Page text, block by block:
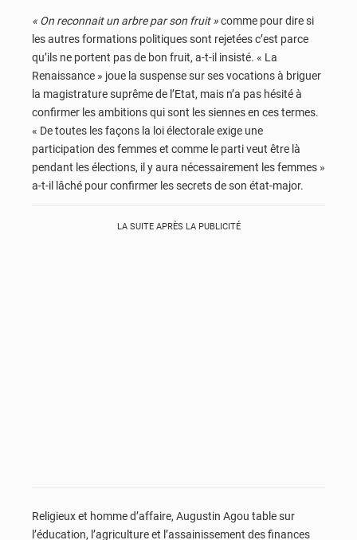
« On reconnait un arbre par son fruit »comme pour dire si
les autres formations politiques sont rejetées c’est parce
qu’ils ne portent pas de bon fruit, a-t-il insisté. « La
Renaissance » joue la suspense sur ses vocations à briguer
la magistrature suprême de l’Etat, mais n’a pas hésité à
confirmer les ambitions qui sont les siennes en ces termes.
« De toutes les façons la loi électorale exige une
participation des femmes et comme le parti veut être là
pendant les élections, il y aura nécessairement les femmes »
a-t-il lâché pour confirmer les secrets de son état-major.
LA SUITE APRÈS LA PUBLICITÉ
Religieux et homme d’affaire, Augustin Agou table sur
l’éducation, l’agriculture et l’assainissement des finances